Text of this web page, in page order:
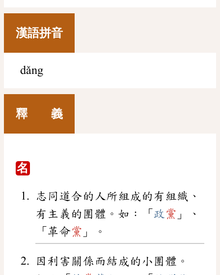
漢語拼音
dǎng
釋 義
名
志同道合的人所組成的有組織、
有主義的團體。如：「 政 黨 」、
「革命黨 」。
因利害關係而結成的小團體。